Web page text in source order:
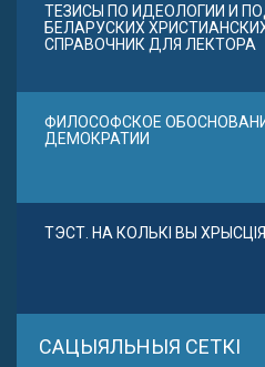
ТЕЗИСЫ ПО ИДЕОЛОГИИ И
БЕЛАРУСКИХ
СПРАВОЧНИК ДЛЯ ЛЕКТОРА
ФИЛОСОФСКОЕ
ДЕМОКРАТИИ
ТЭСТ. НА КОЛЬКІ ВЫ
САЦЫЯЛЬНЫЯ СЕТКІ